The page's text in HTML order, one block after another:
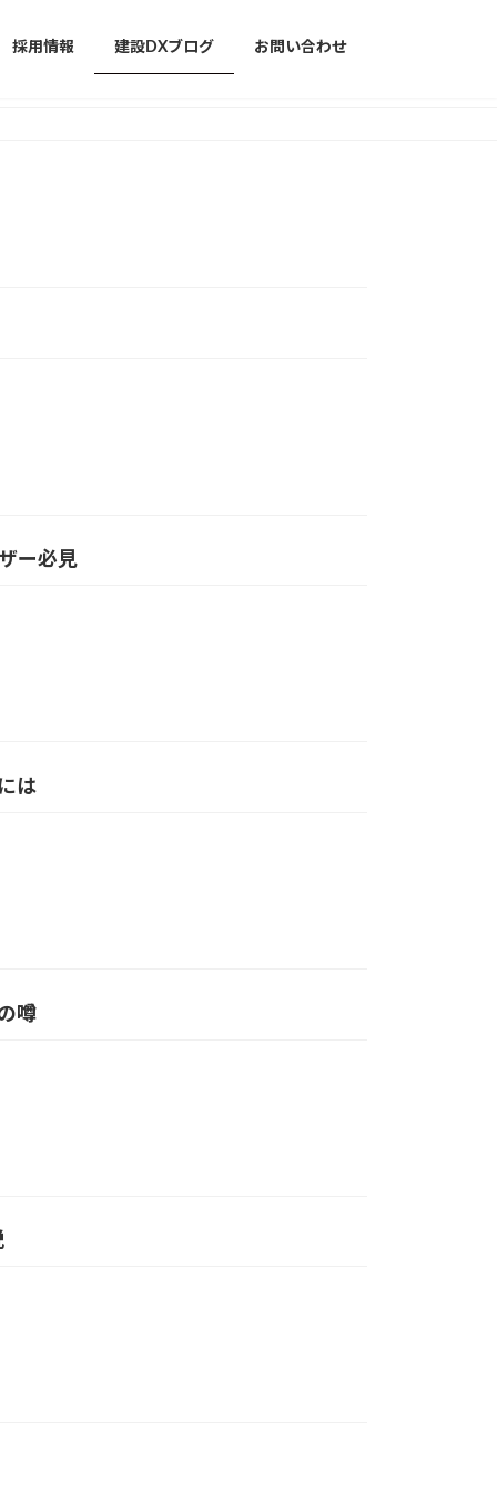
採用情報 建設DXブログ お問い合わせ
ー必見
は
噂